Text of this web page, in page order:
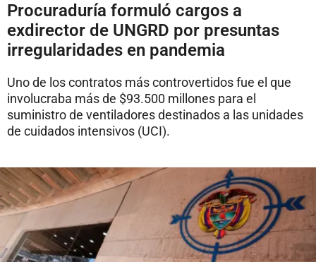
Procuraduría formuló cargos a
exdirector de UNGRD por presuntas
irregularidades en pandemia
Uno de los contratos más controvertidos fue el que
involucraba más de $93.500 millones para el
suministro de ventiladores destinados a las unidades
de cuidados intensivos (UCI).